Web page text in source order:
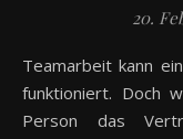
20.
Teamarbeit kann eine wunderbare Sache sein – wenn sie
funktioniert. Doch
Person das